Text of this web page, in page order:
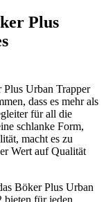
Plus
Urban Trapper
dass es mehr als
für all die
schlanke Form,
macht es zu
Wert auf Qualität
Böker Plus Urban
bieten für jeden